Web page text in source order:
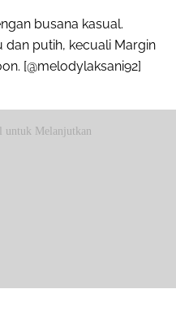
busana kasual.
dan putih, kecuali Margin
[@melodylaksani92]
untuk Melanjutkan